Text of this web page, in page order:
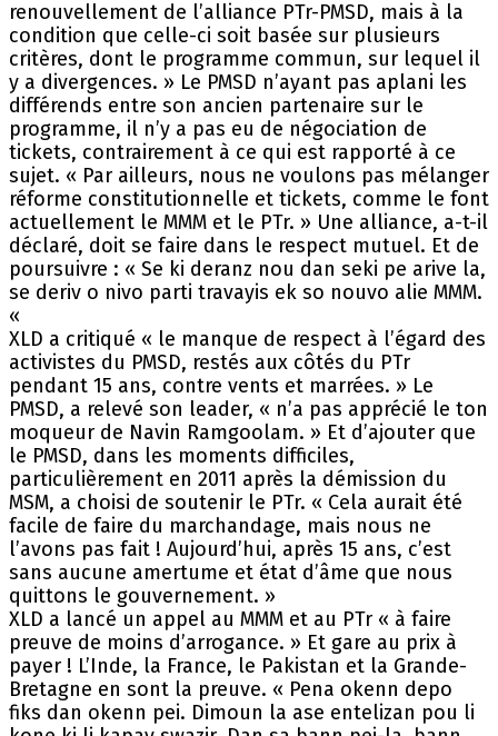
renouvellement de l’alliance PTr-PMSD, mais à la
condition que celle-ci soit basée sur plusieurs
critères, dont le programme commun, sur lequel il
y a divergences. » Le PMSD n’ayant pas aplani les
différends entre son ancien partenaire sur le
programme, il n’y a pas eu de négociation de
tickets, contrairement à ce qui est rapporté à ce
sujet. « Par ailleurs, nous ne voulons pas mélanger
réforme constitutionnelle et tickets, comme le font
actuellement le MMM et le PTr. » Une alliance, a-t-il
déclaré, doit se faire dans le respect mutuel. Et de
poursuivre : « Se ki deranz nou dan seki pe arive la,
se deriv o nivo parti travayis ek so nouvo alie MMM.
«
XLD a critiqué « le manque de respect à l’égard des
activistes du PMSD, restés aux côtés du PTr
pendant 15 ans, contre vents et marrées. » Le
PMSD, a relevé son leader, « n’a pas apprécié le ton
moqueur de Navin Ramgoolam. » Et d’ajouter que
le PMSD, dans les moments difficiles,
particulièrement en 2011 après la démission du
MSM, a choisi de soutenir le PTr. « Cela aurait été
facile de faire du marchandage, mais nous ne
l’avons pas fait ! Aujourd’hui, après 15 ans, c’est
sans aucune amertume et état d’âme que nous
quittons le gouvernement. »
XLD a lancé un appel au MMM et au PTr « à faire
preuve de moins d’arrogance. » Et gare au prix à
payer ! L’Inde, la France, le Pakistan et la Grande-
Bretagne en sont la preuve. « Pena okenn depo
fiks dan okenn pei. Dimoun la ase entelizan pou li